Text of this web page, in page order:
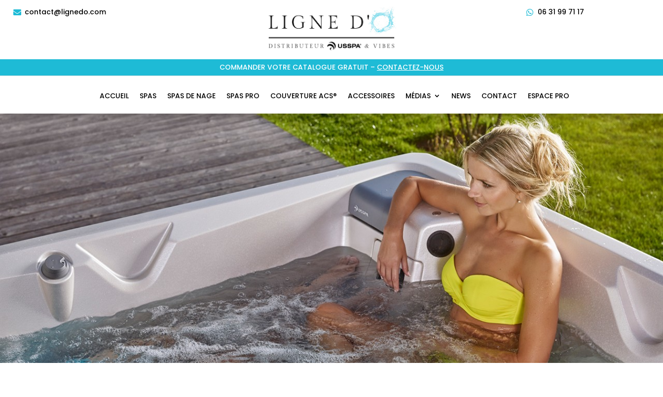
 contact@lignedo.com  06 31 99 71 17
COMMANDER VOTRE CATALOGUE GRATUIT – CONTACTEZ-NOUS
ACCUEIL SPAS SPAS DE NAGE SPAS PRO COUVERTURE ACS® ACCESSOIRES MÉDIAS NEWS CONTACT ESPACE PRO